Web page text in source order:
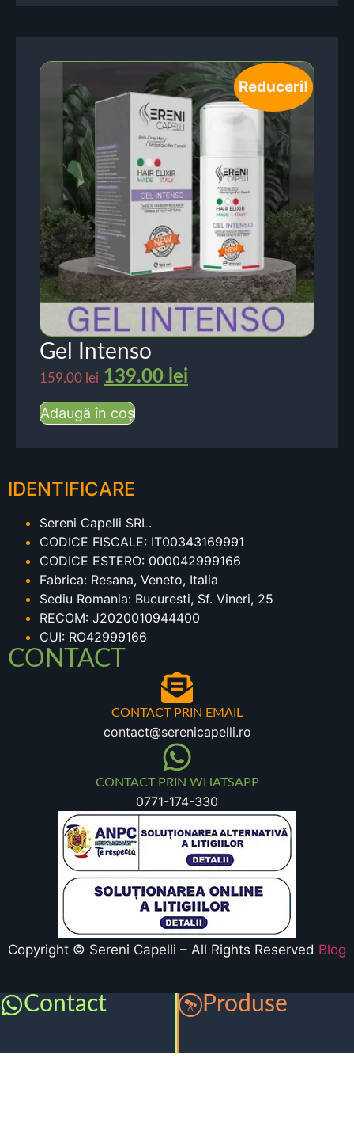
Reduceri!
Gel Intenso
159.00lei 139.00 lei
Adaugă în coș
IDENTIFICARE
Sereni Capelli SRL.
CODICE FISCALE: IT00343169991
CODICE ESTERO: 000042999166
Fabrica: Resana, Veneto, Italia
Sediu Romania: Bucuresti, Sf. Vineri, 25
RECOM: J2020010944400
CUI: RO42999166
CONTACT
CONTACT PRIN EMAIL
contact@serenicapelli.ro
CONTACT PRIN WHATSAPP
0771-174-330
Copyright © Sereni Capelli – All Rights Reserved Blog
Contact Produse